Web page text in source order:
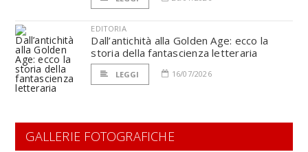
EDITORIA
Dall’antichità alla Golden Age: ecco la
storia della fantascienza letteraria
LEGGI 16/07/2026
GALLERIE FOTOGRAFICHE